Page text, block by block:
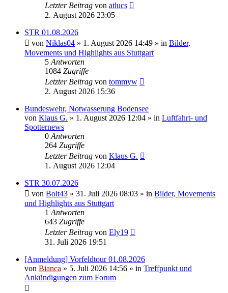
Letzter Beitrag von atlucs
2. August 2026 23:05
STR 01.08.2026
von Niklas04 » 1. August 2026 14:49 » in Bilder,
Movements und Highlights aus Stuttgart
5 Antworten
1084 Zugriffe
Letzter Beitrag von tommyw
2. August 2026 15:36
Bundeswehr, Notwasserung Bodensee
von Klaus G. » 1. August 2026 12:04 » in Luftfahrt- und
Spotternews
0 Antworten
264 Zugriffe
Letzter Beitrag von Klaus G.
1. August 2026 12:04
STR 30.07.2026
von Bolt43 » 31. Juli 2026 08:03 » in Bilder, Movements
und Highlights aus Stuttgart
1 Antworten
643 Zugriffe
Letzter Beitrag von Ely19
31. Juli 2026 19:51
[Anmeldung] Vorfeldtour 01.08.2026
von Bianca » 5. Juli 2026 14:56 » in Treffpunkt und
Ankündigungen zum Forum